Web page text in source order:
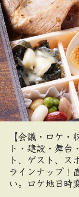
【会議・ロケ
ト・建設・舞台
ト、ゲスト、ス
ラインナップ！
い。ロケ地日時